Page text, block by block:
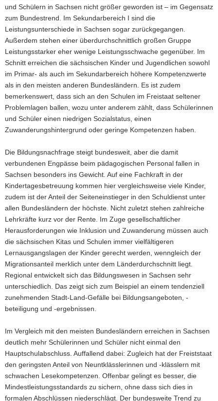
und Schülern in Sachsen nicht größer geworden ist – im Gegensatz
zum Bundestrend. Im Sekundarbereich I sind die
Leistungsunterschiede in Sachsen sogar zurückgegangen.
Außerdem stehen einer überdurchschnittlich großen Gruppe
Leistungsstarker eher wenige Leistungsschwache gegenüber. Im
Schnitt erreichen die sächsischen Kinder und Jugendlichen sowohl
im Primar- als auch im Sekundarbereich höhere Kompetenzwerte
als in den meisten anderen Bundesländern. Es ist zudem
bemerkenswert, dass sich an den Schulen im Freistaat seltener
Problemlagen ballen, wozu unter anderem zählt, dass Schülerinnen
und Schüler einen niedrigen Sozialstatus, einen
Zuwanderungshintergrund oder geringe Kompetenzen haben.
Die Bildungsnachfrage steigt bundesweit, aber die damit
verbundenen Engpässe beim pädagogischen Personal fallen in
Sachsen besonders ins Gewicht. Auf eine Fachkraft in der
Kindertagesbetreuung kommen hier vergleichsweise viele Kinder,
zudem ist der Anteil der Seiteneinstieger in den Schuldienst unter
allen Bundesländern der höchste. Nicht zuletzt stehen zahlreiche
Lehrkräfte kurz vor der Rente. Im Zuge gesellschaftlicher
Herausforderungen wie Inklusion und Zuwanderung müssen auch
die sächsischen Kitas und Schulen immer vielfältigeren
Lernausgangslagen der Kinder gerecht werden, wenngleich der
Migrationsanteil merklich unter dem Länderdurchschnitt liegt.
Regional entwickelt sich das Bildungswesen in Sachsen sehr
unterschiedlich. Das zeigt sich zum Beispiel an einem tendenziell
zunehmenden Stadt-Land-Gefälle bei Bildungsangeboten, -
beteiligung und -ergebnissen.
Im Vergleich mit den meisten Bundesländern erreichen in Sachsen
deutlich mehr Schülerinnen und Schüler nicht einmal den
Hauptschulabschluss. Auffallend dabei: Zugleich hat der Freiststaat
den geringsten Anteil von Neuntklässlerinnen und -klässlern mit
schwachen Lesekompetenzen. Offenbar gelingt es besser, die
Mindestleistungsstandards zu sichern, ohne dass sich dies in
formalen Abschlüssen niederschlägt. Der bundesweite Trend zu